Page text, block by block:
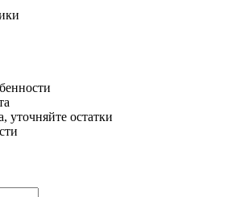
уточняйте остатки